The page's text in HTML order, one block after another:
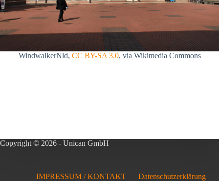
WindwalkerNld, CC BY-SA 3.0, via Wikimedia Commons
Copyright © 2026 - Unican GmbH
IMPRESSUM / KONTAKT Datenschutzerklärung